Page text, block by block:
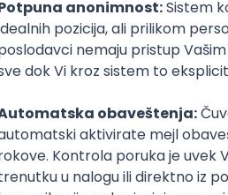
ničiji savet kao zapovest.
onda razmotrite svoju
vlastiti savet.
zglobova danas će vam se
Verujte mi!